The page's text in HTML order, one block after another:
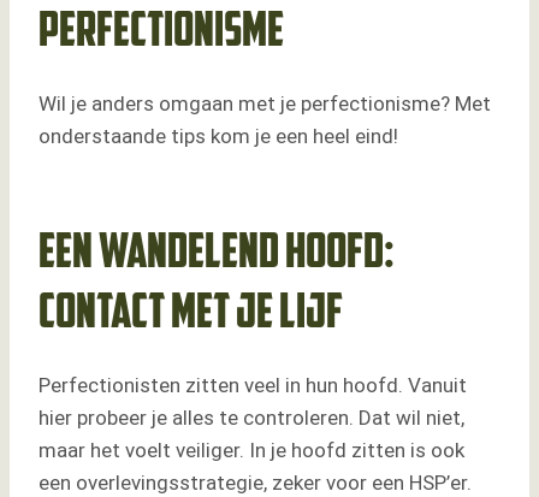
perfectionisme
Wil je anders omgaan met je perfectionisme? Met
onderstaande tips kom je een heel eind!
Een wandelend hoofd:
contact met je lijf
Perfectionisten zitten veel in hun hoofd. Vanuit
hier probeer je alles te controleren. Dat wil niet,
maar het voelt veiliger. In je hoofd zitten is ook
een overlevingsstrategie, zeker voor een HSP’er.